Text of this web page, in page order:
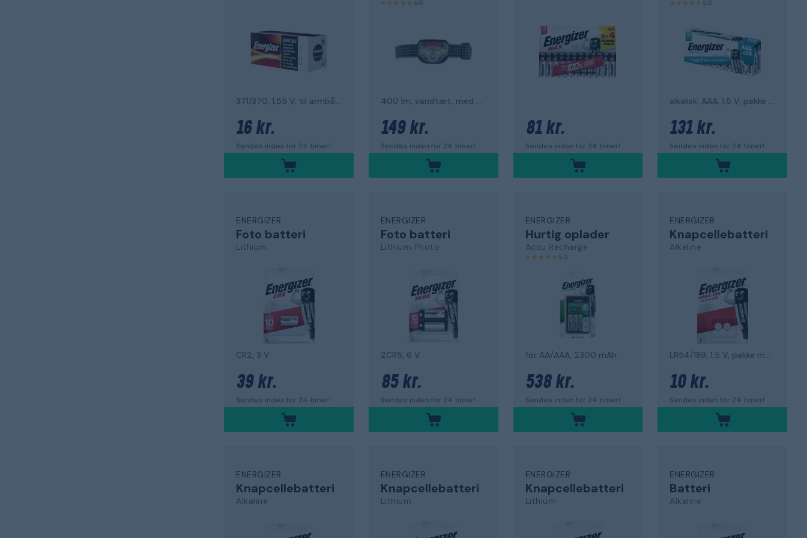
371/370, 1,55 V, til armbåndsure
16 kr.
Sendes inden for 24 timer!
5,0
400 lm, vandtæt, med batterier
149 kr.
Sendes inden for 24 timer!
81 kr.
Sendes inden for 24 timer!
5,0
alkalisk, AAA, 1,5 V, pakke med 20
131 kr.
Sendes inden for 24 timer!
ENERGIZER
Foto batteri
Lithium
CR2, 3 V
39 kr.
Sendes inden for 24 timer!
ENERGIZER
Foto batteri
Lithium Photo
2CR5, 6 V
85 kr.
Sendes inden for 24 timer!
ENERGIZER
Hurtig oplader
Accu Recharge
5,0
for AA/AAA, 2300 mAh
538 kr.
Sendes inden for 24 timer!
ENERGIZER
Knapcellebatteri
Alkaline
LR54/189, 1,5 V, pakke med 2
10 kr.
Sendes inden for 24 timer!
ENERGIZER
Knapcellebatteri
Alkaline
ENERGIZER
Knapcellebatteri
Lithium
ENERGIZER
Knapcellebatteri
Lithium
ENERGIZER
Batteri
Alkaline